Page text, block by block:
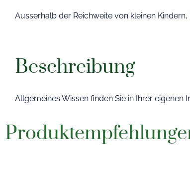
Ausserhalb der Reichweite von kleinen
Beschreibung
Allgemeines Wissen finden Sie in Ihrer eigenen